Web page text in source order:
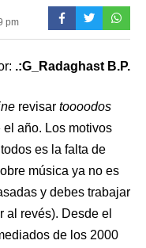
pm
.:G_Radaghast B.P.
revisar toooodos
el año. Los motivos
es la falta de
música ya no es
y debes trabajar
al revés). Desde el
de los 2000